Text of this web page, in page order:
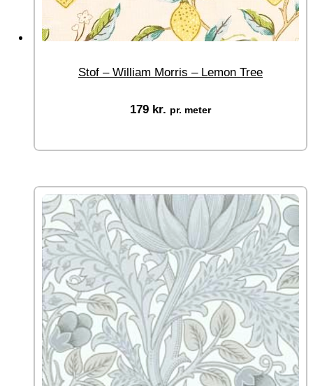
Stof – William Morris – Lemon Tree
179 kr. pr. meter